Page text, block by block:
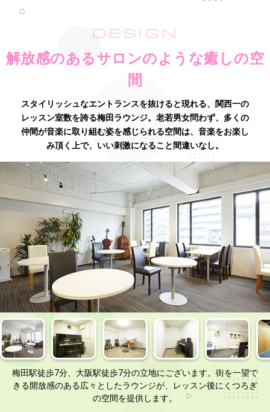
DESIGN
解放感のあるサロンのような癒しの空
間
スタイリッシュなエントランスを抜けると現れる、関西一の
レッスン室数を誇る梅田ラウンジ。老若男女問わず、多くの
仲間が音楽に取り組む姿を感じられる空間は、音楽をお楽し
み頂く上で、いい刺激になること間違いなし。
梅田駅徒歩7分、大阪駅徒歩7分の立地にございます。街を一望で
きる開放感のある広々としたラウンジが、レッスン後にくつろぎ
の空間を提供します。